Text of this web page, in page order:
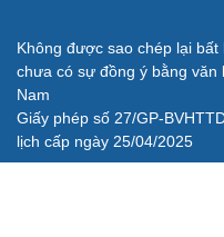
Không được sao chép lại
chưa có sự đồng ý bằng
Nam
Giấy phép số 27/GP-
lịch cấp ngày 25/04/2025